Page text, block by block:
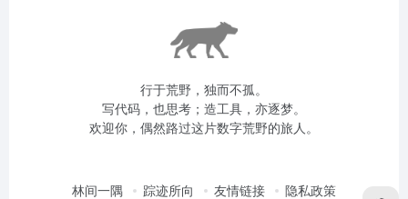
行于荒野，独而不孤。
写代码，也思考；造工具，亦逐梦。
欢迎你，偶然路过这片数字荒野的旅人。
林间一隅 踪迹所向 友情链接 隐私政策